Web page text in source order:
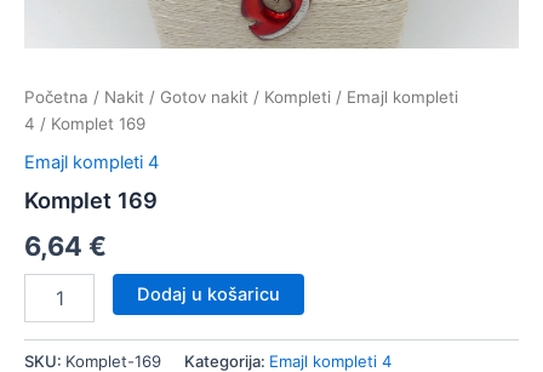
Početna / Nakit / Gotov nakit / Kompleti / Emajl kompleti
4 / Komplet 169
Emajl kompleti 4
Komplet 169
6,64 €
Dodaj u košaricu
SKU: Komplet-169 Kategorija: Emajl kompleti 4